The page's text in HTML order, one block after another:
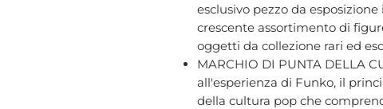
esclusivo pezzo da
crescente assortimento di
oggetti da collezione rari ed
MARCHIO DI PUNTA DELLA
all'esperienza di Funko, il
della cultura pop che